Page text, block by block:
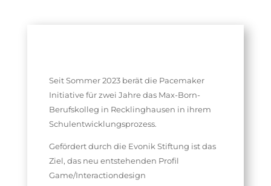
Seit Sommer 2023 berät die Pacemaker
Initiative für zwei Jahre das Max-Born-
Berufskolleg in Recklinghausen in ihrem
Schulentwicklungsprozess.
Gefördert durch die Evonik Stiftung ist das
Ziel, das neu entstehenden Profil
Game/Interactiondesign